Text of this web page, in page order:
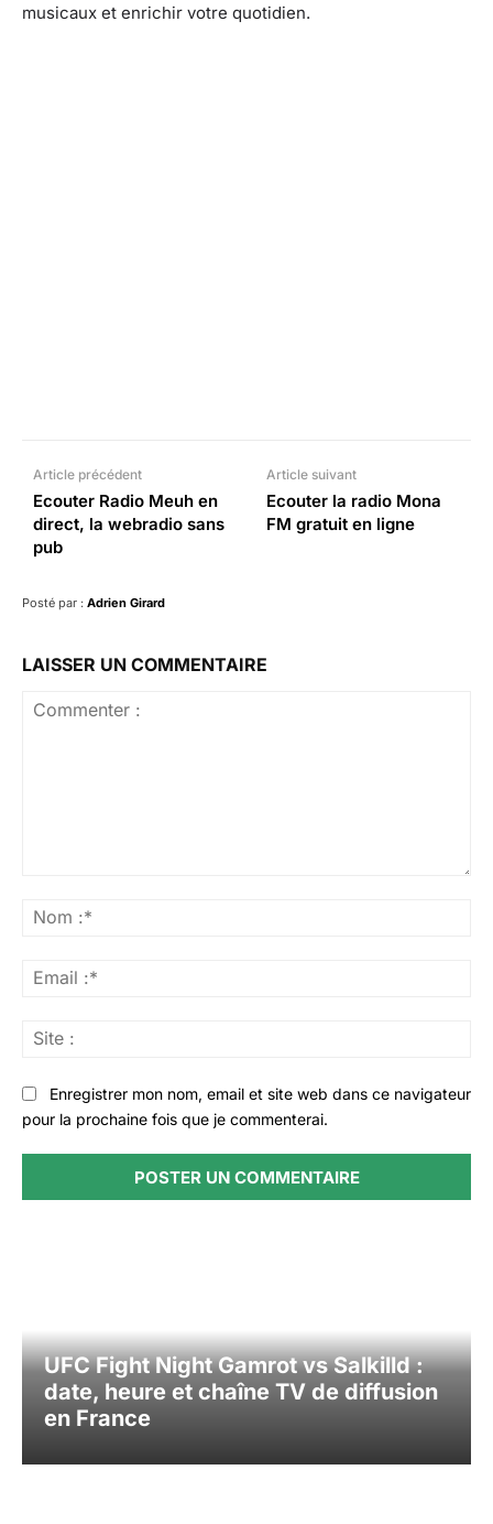
musicaux et enrichir votre quotidien.
Article précédent
Ecouter Radio Meuh en
direct, la webradio sans
pub
Article suivant
Ecouter la radio Mona
FM gratuit en ligne
Posté par : Adrien Girard
LAISSER UN COMMENTAIRE
Enregistrer mon nom, email et site web dans ce navigateur
pour la prochaine fois que je commenterai.
UFC Fight Night Gamrot vs Salkilld :
date, heure et chaîne TV de diffusion
en France